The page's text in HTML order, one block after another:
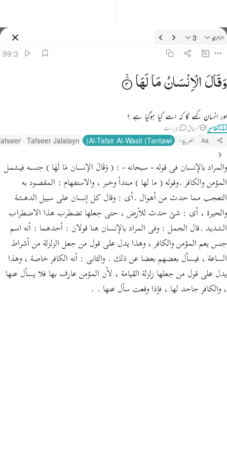
تفسیر: الزلزلة 99:3
الزلزلة 3
99:3
وقال الانسان ما لها ٣
وَقَالَ ٱلْإِنسَـٰنُ مَا لَهَا ٣
وَقَالَالْاِنْسَانُمَالَهَا
اور انسان کہے گا کہ اسے کیا ہوگیا ہے ؟
تفاسیر اسباق تدبرات
Aa العربية Al-Tafsir Al-Wasit (Tantawi)
Tafseer Jalalayn
والمراد بالإِنسان فى قوله - سبحانه - : ( وَقَالَ الإنسان مَا لَهَا ) جنسه فيشمل
المؤمن والكافر .وقوله ( ما لها ) مبتدأ وخبر ، والاستفهام : المقصود به
التعجب مما حدث من أهوال .أى : وقال كل إنسان على سبيل الدهشة
والحيرة ، أى : شئ حدث للأرض ، حتى جعلها تضطرب هذا الاضطراب
الشديد .قال الجمل : وفى المراد بالإِنسان هنا قولان : أحدهما : أنه اسم
جنس يعم المؤمن والكافر ، وهذا يدل على قول من جعل الزلزلة من أشراط
الساعة ، فيسأل بعضهم بعضا عن ذلك . والثانى : أنه الكافر خاصة ، وهذا
يدل على قول من جعلها زلزلة القيامة ، لأن المؤمن عارف بها فلا يسأل عنها
، والكافر جاحد لها ، فإذا وقعت سأل عنها . .